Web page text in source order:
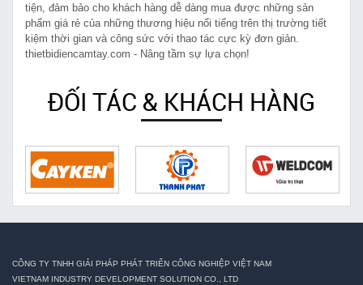
tiện, đảm bảo cho khách hàng dễ dàng mua được những sản
phẩm giá rẻ của những thương hiệu nổi tiếng trên thị trường tiết
kiệm thời gian và công sức với thao tác cực kỳ đơn giản.
thietbidiencamtay.com - Nâng tầm sự lựa chọn!
ĐỐI TÁC & KHÁCH HÀNG
CÔNG TY TNHH GIẢI PHÁP PHÁT TRIỂN CÔNG NGHIỆP VIỆT NAM
VIETNAM INDUSTRY DEVELOPMENT SOLUTION CO., LTD